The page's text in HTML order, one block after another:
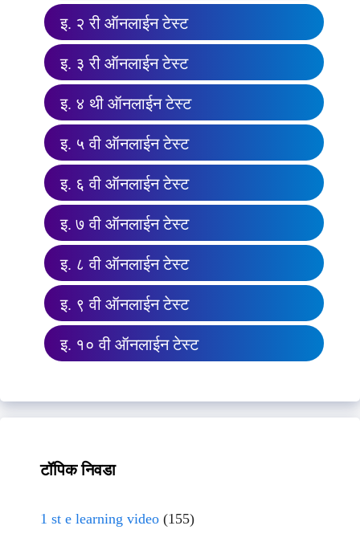
इ. २ री ऑनलाईन टेस्ट
इ. ३ री ऑनलाईन टेस्ट
इ. ४ थी ऑनलाईन टेस्ट
इ. ५ वी ऑनलाईन टेस्ट
इ. ६ वी ऑनलाईन टेस्ट
इ. ७ वी ऑनलाईन टेस्ट
इ. ८ वी ऑनलाईन टेस्ट
इ. ९ वी ऑनलाईन टेस्ट
इ. १० वी ऑनलाईन टेस्ट
टॉपिक निवडा
1 st e learning video (155)